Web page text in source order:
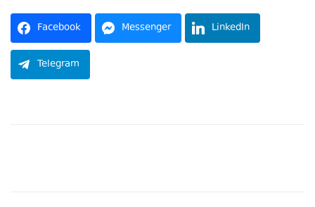
Facebook Messenger LinkedIn
Telegram